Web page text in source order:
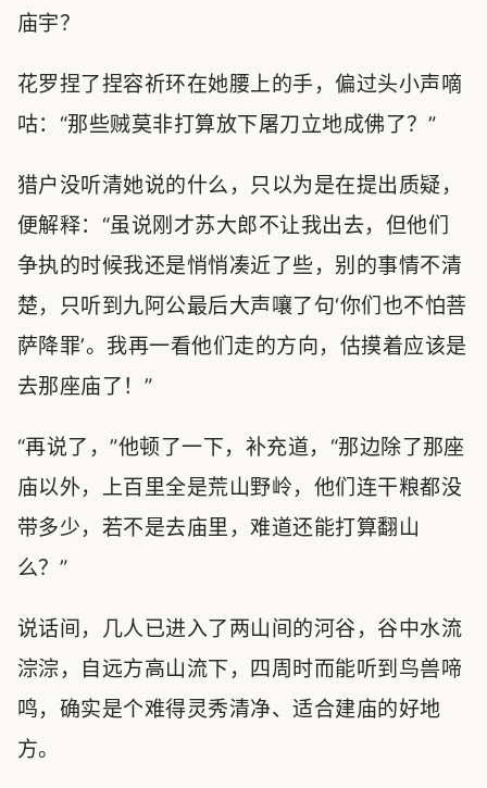
庙宇？
花罗捏了捏容祈环在她腰上的手，偏过头小声嘀
咕：“那些贼莫非打算放下屠刀立地成佛了？”
猎户没听清她说的什么，只以为是在提出质疑，
便解释：“虽说刚才苏大郎不让我出去，但他们
争执的时候我还是悄悄凑近了些，别的事情不清
楚，只听到九阿公最后大声嚷了句‘你们也不怕菩
萨降罪’。我再一看他们走的方向，估摸着应该是
去那座庙了！”
“再说了，”他顿了一下，补充道，“那边除了那座
庙以外，上百里全是荒山野岭，他们连干粮都没
带多少，若不是去庙里，难道还能打算翻山
么？”
说话间，几人已进入了两山间的河谷，谷中水流
淙淙，自远方高山流下，四周时而能听到鸟兽啼
鸣，确实是个难得灵秀清净、适合建庙的好地
方。